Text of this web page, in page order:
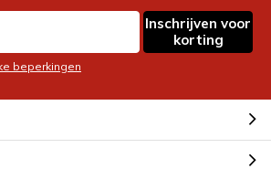
Inschrijven voor
korting
beperkingen